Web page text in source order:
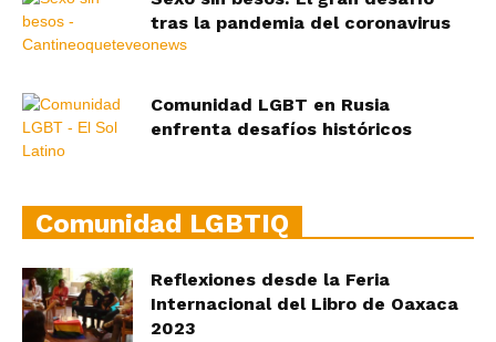
tras la pandemia del coronavirus
Comunidad LGBT en Rusia
enfrenta desafíos históricos
Comunidad LGBTIQ
Reflexiones desde la Feria
Internacional del Libro de Oaxaca
2023